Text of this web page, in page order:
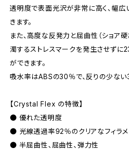
透明度で表面光沢が非常に高く、幅広
きます。
また、高度な反発力と屈曲性（ショア硬
濁するストレスマークを発生させずに
ができます。
吸水率はABSの30％で、反りの少ない
【Crystal Flex の特徴】
● 優れた透明度
● 光線透過率92％のクリアなフィラメ
● 半屈曲性、屈曲性、弾力性